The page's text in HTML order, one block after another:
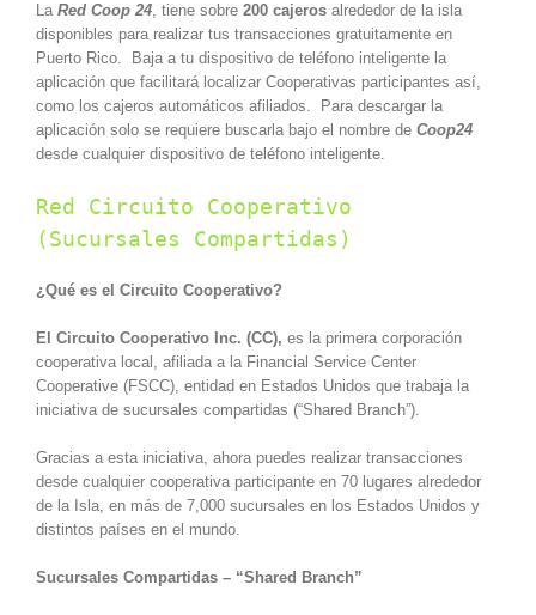
La Red Coop 24, tiene sobre 200 cajeros alrededor de la isla
disponibles para realizar tus transacciones gratuitamente en
Puerto Rico. Baja a tu dispositivo de teléfono inteligente la
aplicación que facilitará localizar Cooperativas participantes así,
como los cajeros automáticos afiliados. Para descargar la
aplicación solo se requiere buscarla bajo el nombre de Coop24
desde cualquier dispositivo de teléfono inteligente.
Red Circuito Cooperativo
(Sucursales Compartidas)
¿Qué es el Circuito Cooperativo?
El Circuito Cooperativo Inc. (CC), es la primera corporación
cooperativa local, afiliada a la Financial Service Center
Cooperative (FSCC), entidad en Estados Unidos que trabaja la
iniciativa de sucursales compartidas (“Shared Branch”).
Gracias a esta iniciativa, ahora puedes realizar transacciones
desde cualquier cooperativa participante en 70 lugares alrededor
de la Isla, en más de 7,000 sucursales en los Estados Unidos y
distintos países en el mundo.
Sucursales Compartidas – “Shared Branch”